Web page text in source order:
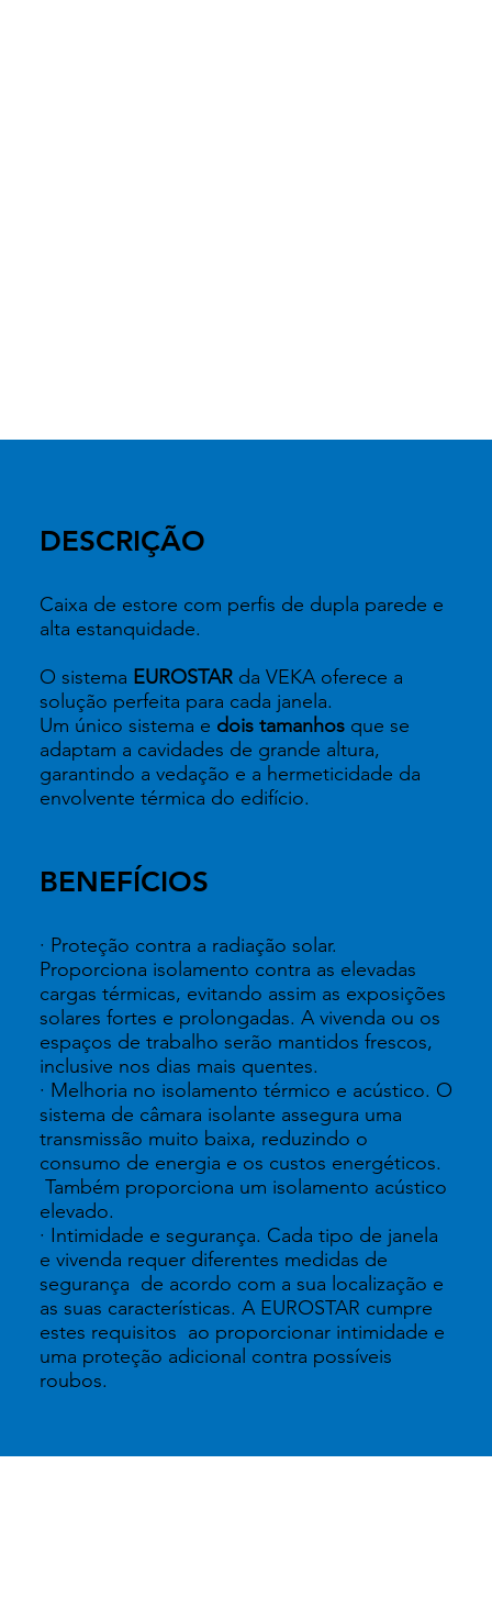
DESCRIÇÃO
Caixa de estore com perfis de dupla parede e
alta estanquidade.
O sistema EUROSTARda VEKA oferece a
solução perfeita para cada janela.
Um único sistema e dois tamanhosque se
adaptam a cavidades de grande altura,
garantindo a vedação e a hermeticidade da
envolvente térmica do edifício.
BENEFÍCIOS
· Proteção contra a radiação solar.
Proporciona isolamento contra as elevadas
cargas térmicas, evitando assim as exposições
solares fortes e prolongadas. A vivenda ou os
espaços de trabalho serão mantidos frescos,
inclusive nos dias mais quentes.
· Melhoria no isolamento térmico e acústico. O
sistema de câmara isolante assegura uma
transmissão muito baixa, reduzindo o
consumo de energia e os custos energéticos.
Também proporciona um isolamento acústico
elevado.
· Intimidade e segurança. Cada tipo de janela
e vivenda requer diferentes medidas de
segurança de acordo com a sua localização e
as suas características. A EUROSTAR cumpre
estes requisitos ao proporcionar intimidade e
uma proteção adicional contra possíveis
roubos.